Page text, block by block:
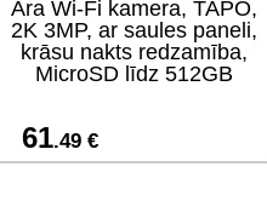
Āra Wi-Fi kamera, TAPO,
2K 3MP, ar saules paneli,
krāsu nakts redzamība,
MicroSD līdz 512GB
61.49 €